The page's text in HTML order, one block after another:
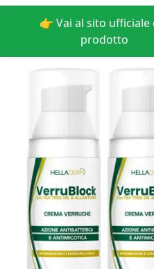
👉 Vai al sito ufficiale
prodotto